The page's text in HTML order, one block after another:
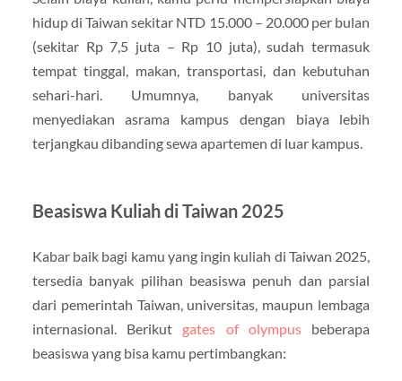
hidup di Taiwan sekitar NTD 15.000 – 20.000 per bulan
(sekitar Rp 7,5 juta – Rp 10 juta), sudah termasuk
tempat tinggal, makan, transportasi, dan kebutuhan
sehari-hari. Umumnya, banyak universitas
menyediakan asrama kampus dengan biaya lebih
terjangkau dibanding sewa apartemen di luar kampus.
Beasiswa Kuliah di Taiwan 2025
Kabar baik bagi kamu yang ingin kuliah di Taiwan 2025,
tersedia banyak pilihan beasiswa penuh dan parsial
dari pemerintah Taiwan, universitas, maupun lembaga
internasional. Berikut gates of olympusbeberapa
beasiswa yang bisa kamu pertimbangkan: